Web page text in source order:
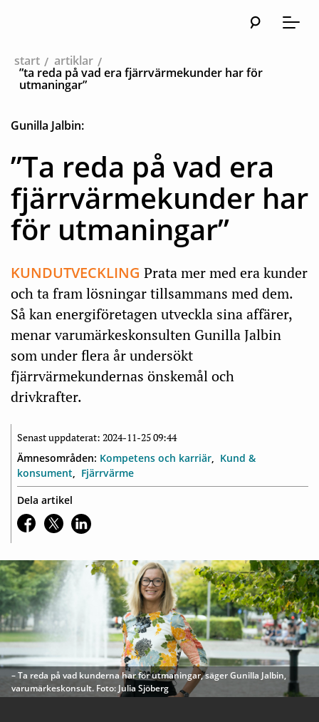
Meny
start
artiklar
”ta reda på vad era fjärrvärmekunder har för
utmaningar”
Gunilla Jalbin:
”Ta reda på vad era
fjärrvärmekunder har
för utmaningar”
KUNDUTVECKLING Prata mer med era kunder
och ta fram lösningar tillsammans med dem.
Så kan energiföretagen utveckla sina affärer,
menar varumärkeskonsulten Gunilla Jalbin
som under flera år undersökt
fjärrvärmekundernas önskemål och
drivkrafter.
Senast uppdaterat: 2024-11-25 09:44
Ämnesområden: Kompetens och karriär
Kund &
konsument
Fjärrvärme
Dela artikel
– Ta reda på vad kunderna har för utmaningar, säger Gunilla Jalbin,
varumärkeskonsult. Foto: Julia Sjöberg